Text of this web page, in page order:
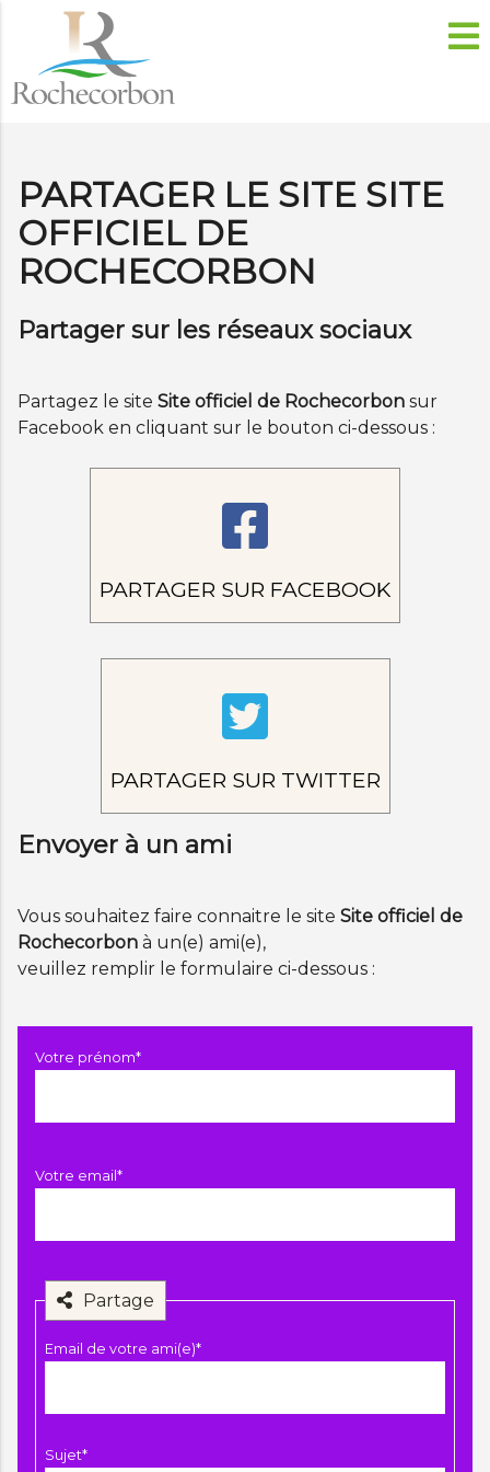
PARTAGER LE SITE SITE
OFFICIEL DE
ROCHECORBON
Partager sur les réseaux sociaux
Partagez le site Site officiel de Rochecorbon sur
Facebook en cliquant sur le bouton ci-dessous :
PARTAGER SUR FACEBOOK
PARTAGER SUR TWITTER
Envoyer à un ami
Vous souhaitez faire connaitre le site Site officiel de
Rochecorbon à un(e) ami(e),
veuillez remplir le formulaire ci-dessous :
Champ
obligatoire
Votre prénom*
Champ
obligatoire
Votre email*
Partage
Champ
obligatoire
Email de votre ami(e)*
Champ
Sujet*